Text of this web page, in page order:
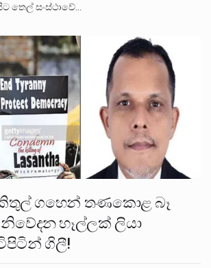
තෙල් සංස්ථාවේ…
ගහෙන් තණකොළ බෑ
හෑල්ලක් ලියා
ගිලී!